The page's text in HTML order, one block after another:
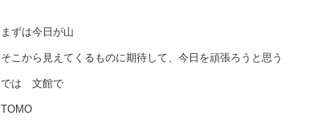
まずは今日が山
そこから見えてくるものに期待して、今日を頑張ろうと思う
では 文館で
TOMO